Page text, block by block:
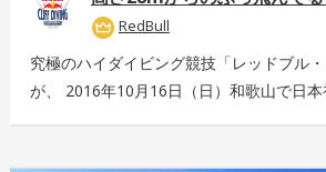
RedBull
究極のハイダイビング競技「レッドブル・
が、 2016年10月16日（日）和歌山で日本